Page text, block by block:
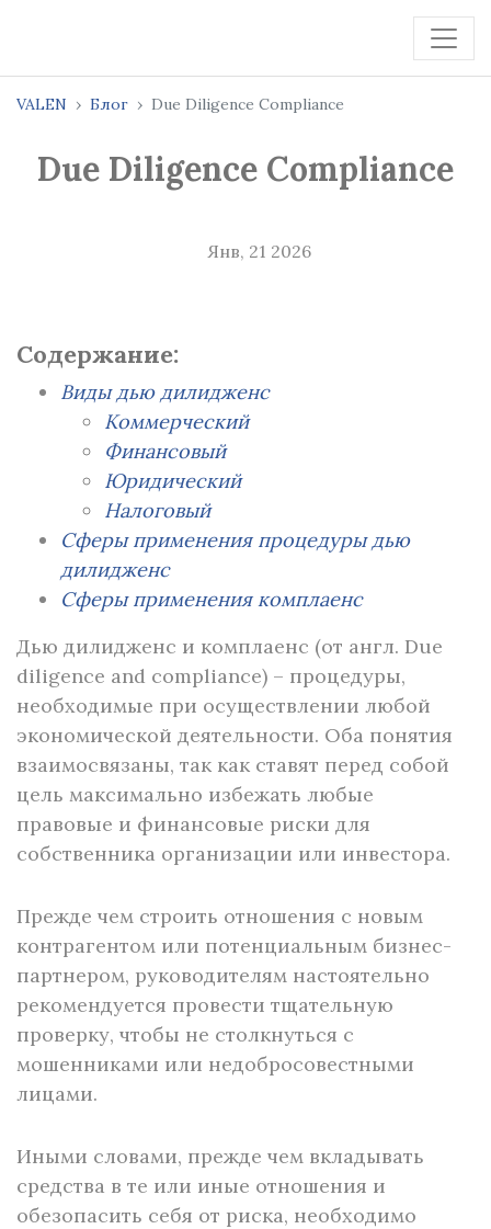
VALEN Блог Due Diligence Compliance
Due Diligence Compliance
Янв, 21 2026
Содержание:
Виды дью дилидженс
Коммерческий
Финансовый
Юридический
Налоговый
Сферы применения процедуры дью
дилидженс
Сферы применения комплаенс
Дью дилидженс и комплаенс (от англ. Due
diligence and compliance) – процедуры,
необходимые при осуществлении любой
экономической деятельности. Оба понятия
взаимосвязаны, так как ставят перед собой
цель максимально избежать любые
правовые и финансовые риски для
собственника организации или инвестора.
Прежде чем строить отношения с новым
контрагентом или потенциальным бизнес-
партнером, руководителям настоятельно
рекомендуется провести тщательную
проверку, чтобы не столкнуться с
мошенниками или недобросовестными
лицами.
Иными словами, прежде чем вкладывать
средства в те или иные отношения и
обезопасить себя от риска, необходимо